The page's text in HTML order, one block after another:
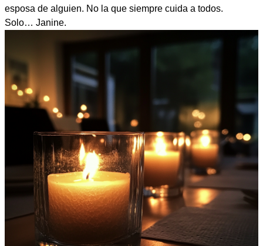
esposa de alguien. No la que siempre cuida a todos.
Solo… Janine.